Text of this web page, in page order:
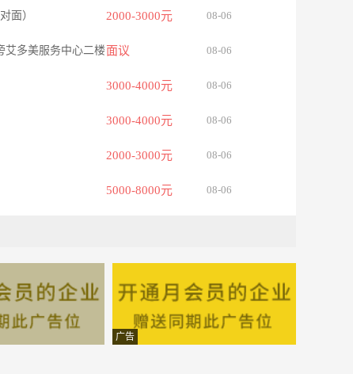
面） 2000-3000元 08-06
艾多美服务中心二楼面议 08-06
3000-4000元 08-06
3000-4000元 08-06
2000-3000元 08-06
5000-8000元 08-06
面议 08-06
4000-5000元 08-06
广告